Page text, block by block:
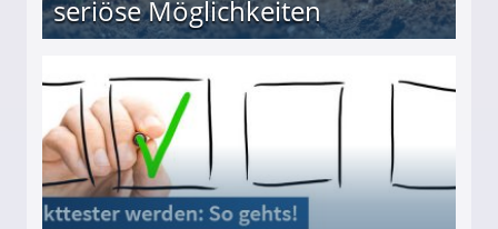
seriöse Möglichkeiten